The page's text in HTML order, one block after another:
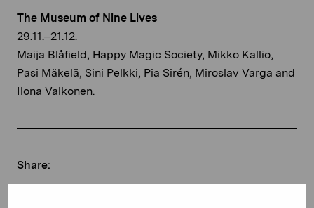
Share:
The Museum of Nine Lives
29.11.–21.12.
Maija Blåfield, Happy Magic Society, Mikko Kallio,
Pasi Mäkelä, Sini Pelkki, Pia Sirén, Miroslav Varga and
Ilona Valkonen.